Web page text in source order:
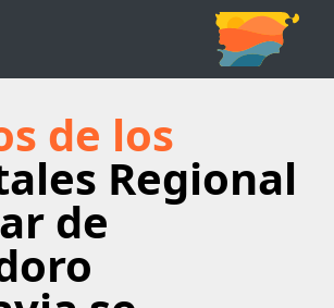
de los
Regional
de